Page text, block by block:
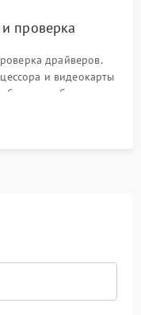
и проверка
драйверов.
и видеокарты
всех
подключения.